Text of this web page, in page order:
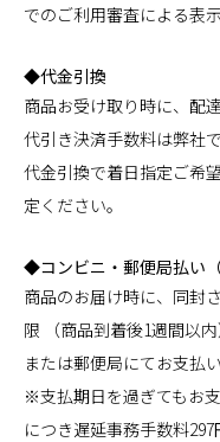
でのご利用審査による表
◆代金引換
商品お受け取り時に、配
代引き決済手数料は弊社
代金引換で着日指定ご希
定ください。
◆コンビニ・郵便局払い（
商品のお届け時に、同封
限 （商品到着後1週間以
または郵便局にてお支払
※支払期日を過ぎてもお
につき遅延事務手数料